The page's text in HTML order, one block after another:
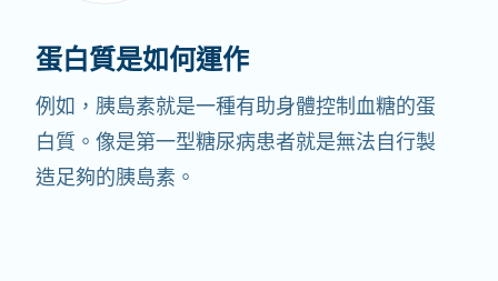
蛋白質是如何運作
例如，胰島素就是一種有助身體控制血糖的蛋
白質。像是第一型糖尿病患者就是無法自行製
造足夠的胰島素。